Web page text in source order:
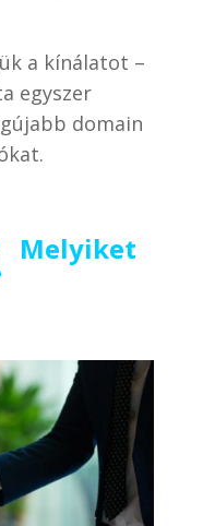
a kínálatot –
egyszer
domain
Melyiket